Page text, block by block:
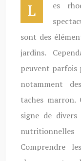
Les rhododendrons, avec leurs fleurs
sont des
jardins.
peuvent parfois
notamment
taches marron.
signe de
Comprendre